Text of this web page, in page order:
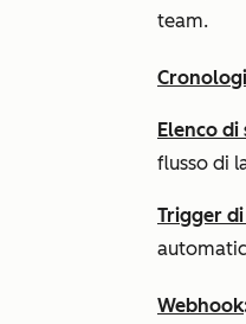
team.
Elenco
flusso di
Trigger
Webhook